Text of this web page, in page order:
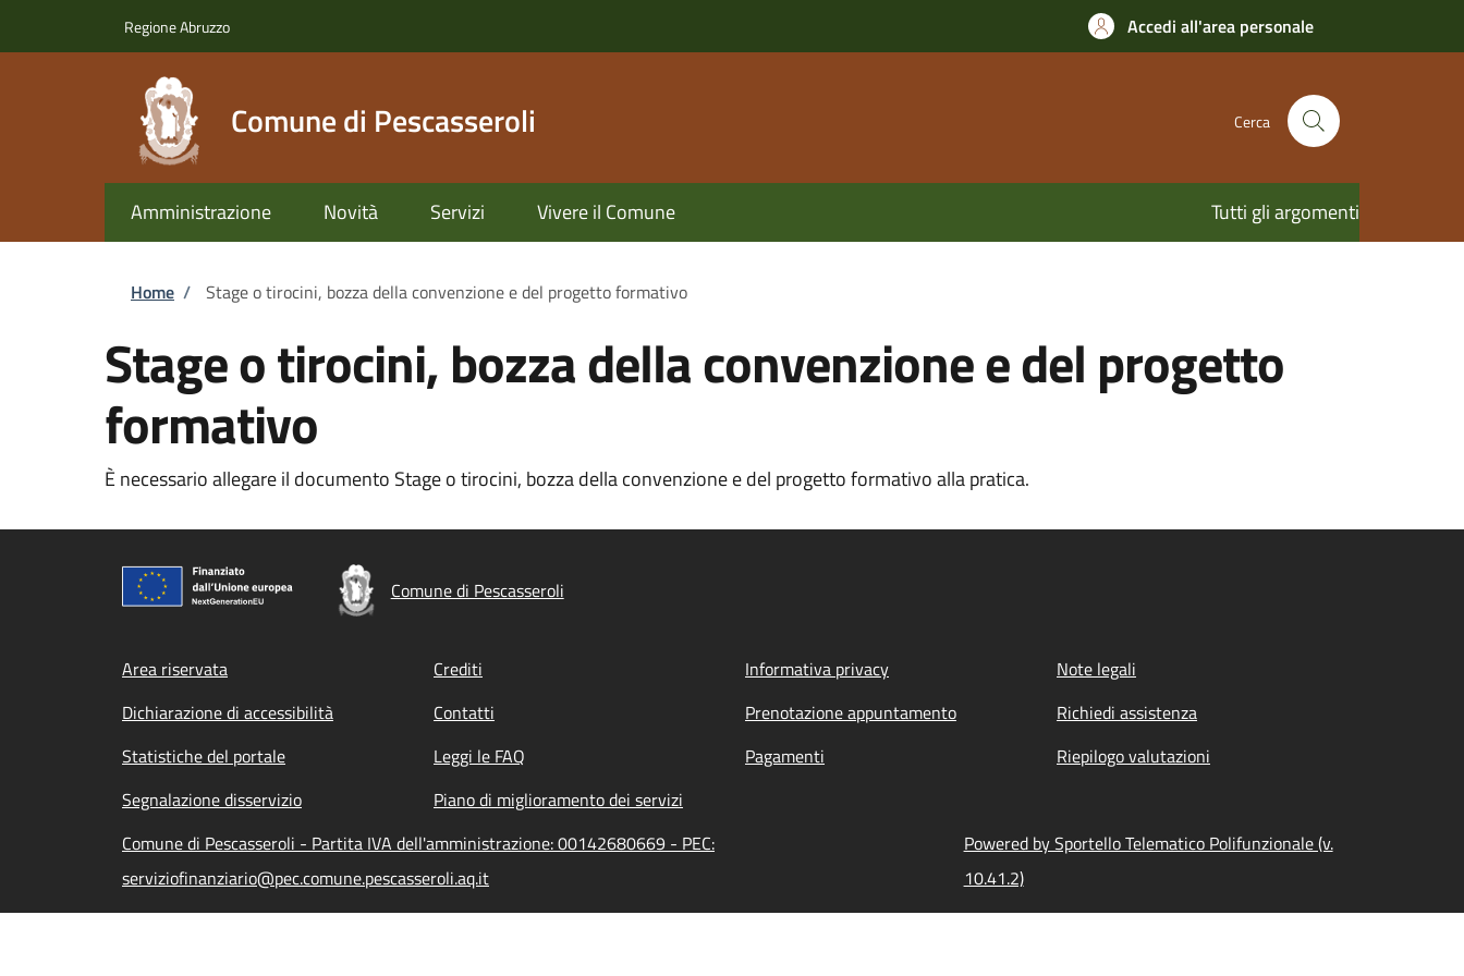
Regione Abruzzo Accedi all'area personale
Comune di Pescasseroli Cerca
Amministrazione Novità Servizi Vivere il Comune Tutti gli argomenti
Briciole di pane
Home / Stage o tirocini, bozza della convenzione e del progetto formativo
Stage o tirocini, bozza della convenzione e del progetto
formativo
È necessario allegare il documento Stage o tirocini, bozza della convenzione e del progetto formativo alla pratica.
Comune di Pescasseroli
Footer menu
Area riservata Crediti Informativa privacy
Note legali
Dichiarazione di accessibilità
Contatti Prenotazione appuntamento
Richiedi assistenza
Statistiche del portale
Leggi le FAQ Pagamenti
Riepilogo valutazioni
Segnalazione disservizio
Piano di miglioramento dei servizi
Comune di Pescasseroli - Partita IVA dell'amministrazione: 00142680669 - PEC:
serviziofinanziario@pec.comune.pescasseroli.aq.it
Powered by Sportello Telematico Polifunzionale (v.
10.41.2)